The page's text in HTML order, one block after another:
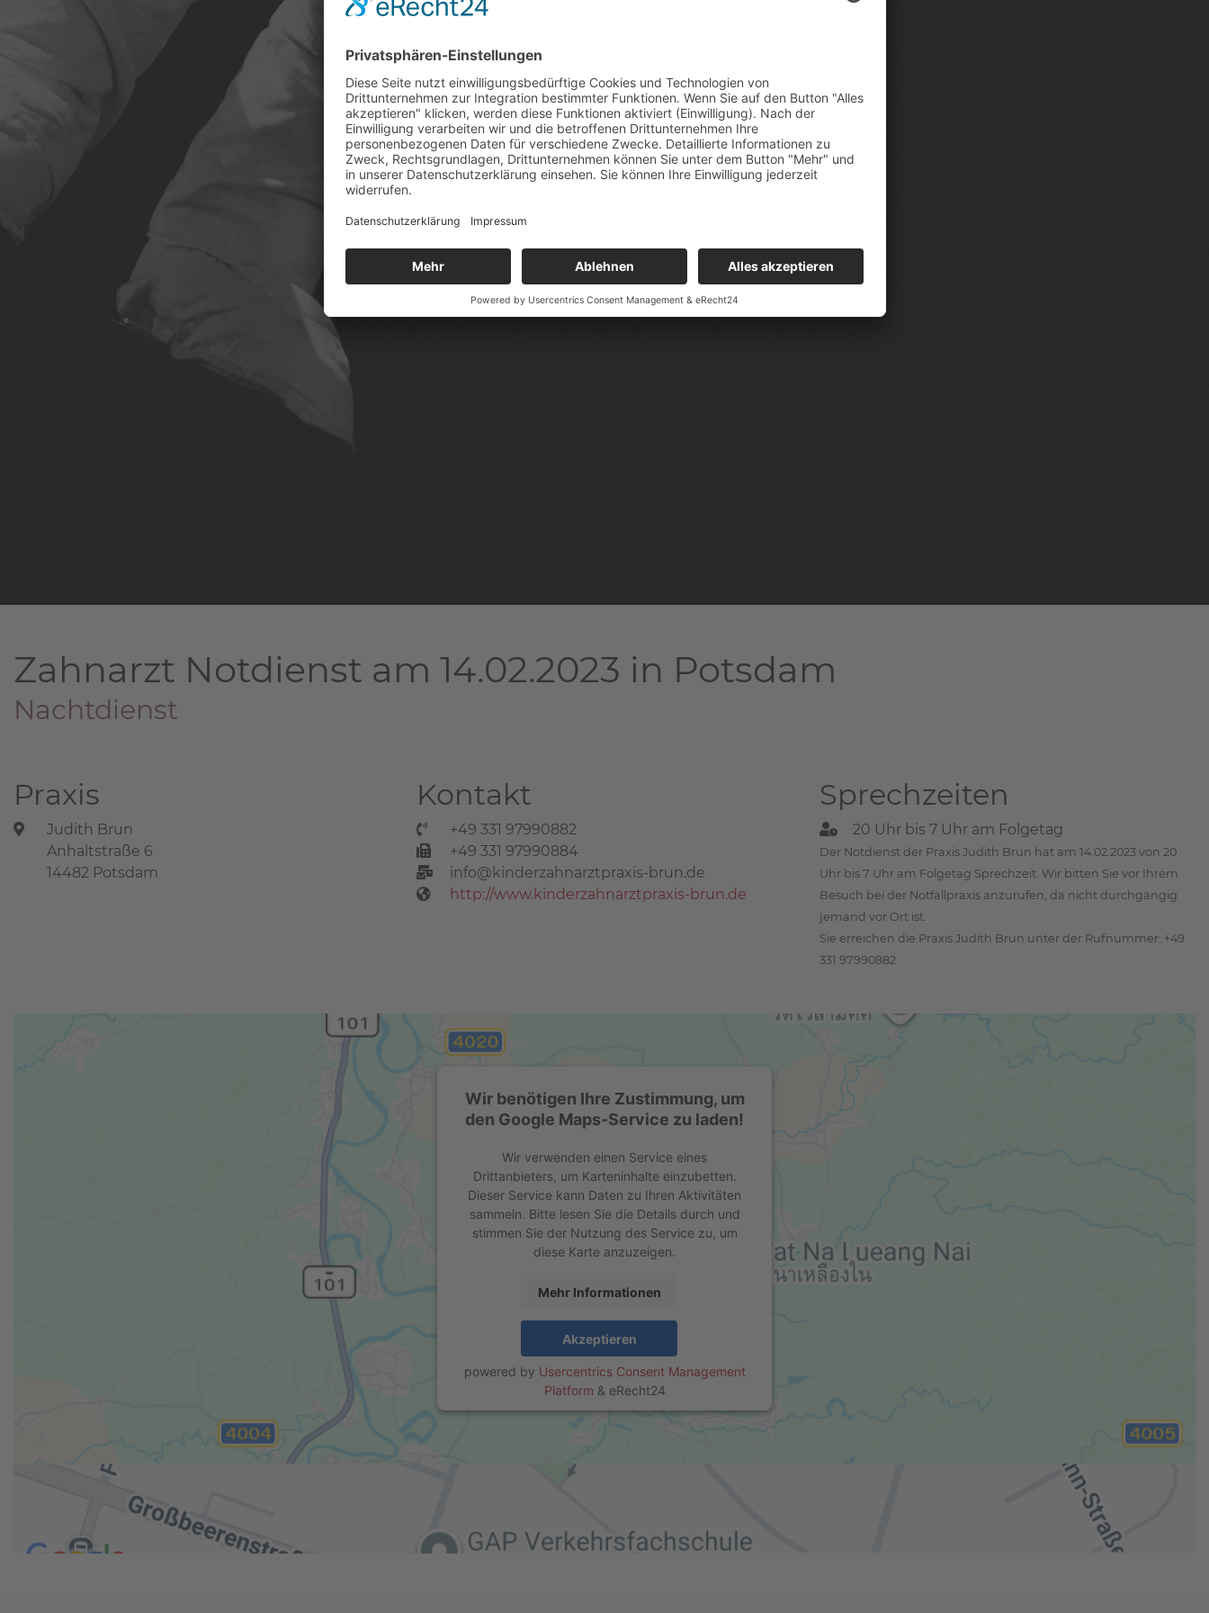
Zahnarzt Notdienst am 14.02.2023 in Potsdam
Nachtdienst
Praxis
Judith Brun
Anhaltstraße 6
14482 Potsdam
Kontakt
+49 331 97990882
+49 331 97990884
info@kinderzahnarztpraxis-brun.de
http://www.kinderzahnarztpraxis-brun.de
Sprechzeiten
20 Uhr bis 7 Uhr am Folgetag
Der Notdienst der Praxis Judith Brun hat am 14.02.2023 von 20
Uhr bis 7 Uhr am Folgetag Sprechzeit. Wir bitten Sie vor Ihrem
Besuch bei der Notfallpraxis anzurufen, da nicht durchgängig
jemand vor Ort ist.
Sie erreichen die Praxis Judith Brun unter der Rufnummer: +49
331 97990882
Wir benötigen Ihre Zustimmung, um
den Google Maps-Service zu laden!
Wir verwenden einen Service eines
Drittanbieters, um Karteninhalte einzubetten.
Dieser Service kann Daten zu Ihren Aktivitäten
sammeln. Bitte lesen Sie die Details durch und
stimmen Sie der Nutzung des Service zu, um
diese Karte anzuzeigen.
Mehr Informationen
Akzeptieren
powered by Usercentrics Consent Management
Platform & eRecht24